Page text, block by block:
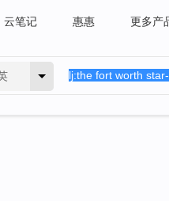
云笔记 惠惠 更多产